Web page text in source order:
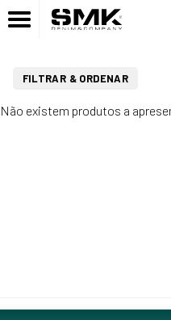
FILTRAR & ORDENAR
Não existem produtos a